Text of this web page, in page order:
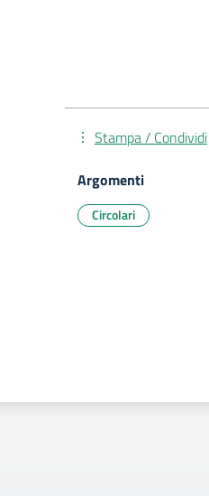
Stampa / Condividi
Argomenti
Circolari